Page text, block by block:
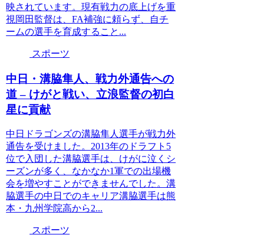
映されています。現有戦力の底上げを重
視岡田監督は、FA補強に頼らず、自チ
ームの選手を育成すること...
スポーツ
中日・溝脇隼人、戦力外通告への
道 – けがと戦い、立浪監督の初白
星に貢献
中日ドラゴンズの溝脇隼人選手が戦力外
通告を受けました。2013年のドラフト5
位で入団した溝脇選手は、けがに泣くシ
ーズンが多く、なかなか1軍での出場機
会を増やすことができませんでした。溝
脇選手の中日でのキャリア溝脇選手は熊
本・九州学院高から2...
スポーツ